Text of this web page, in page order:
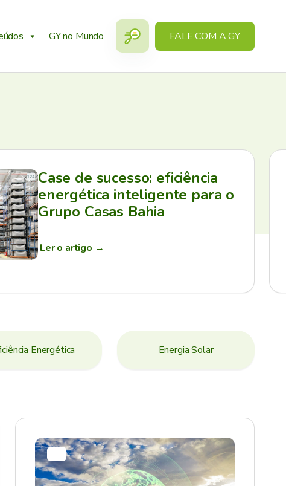
GY no Mundo FALE COM A GY
Case de sucesso: eficiência
energética inteligente para o
Grupo Casas Bahia
Ler o artigo →
Energética Energia Solar